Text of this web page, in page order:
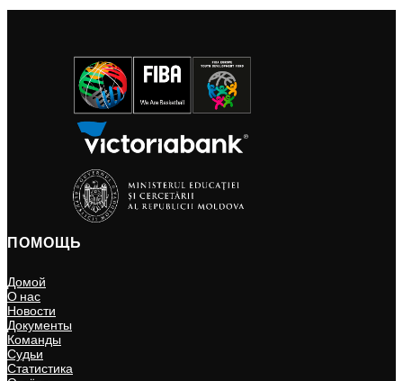
ПОМОЩЬ
Домой
О нас
Новости
Документы
Команды
Судьи
Статистика